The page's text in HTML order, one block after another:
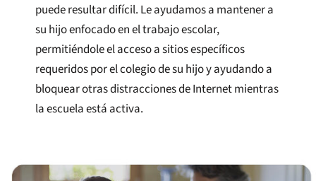
puede resultar difícil. Le ayudamos a mantener a
su hijo enfocado en el trabajo escolar,
permitiéndole el acceso a sitios específicos
requeridos por el colegio de su hijo y ayudando a
bloquear otras distracciones de Internet mientras
la escuela está activa.